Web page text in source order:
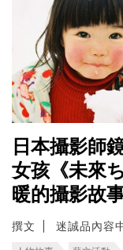
日本攝影師
女孩《未來
暖的攝影故
撰文 迷誠品內容